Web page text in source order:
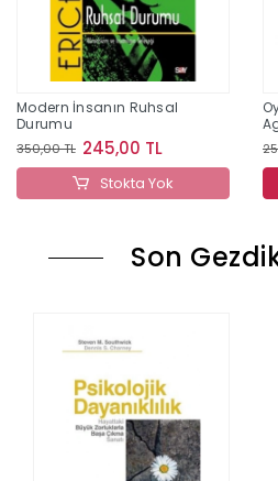
Modern İnsanın Ruhsal
Durumu
350,00 TL 245,00 TL
Stokta Yok
Son